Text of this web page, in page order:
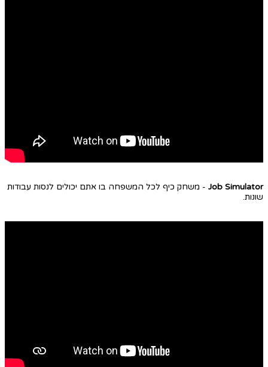
Job Simulator - משחק כיף לכל המשפחה בו אתם יכולים לנסות עבודות
שונות.